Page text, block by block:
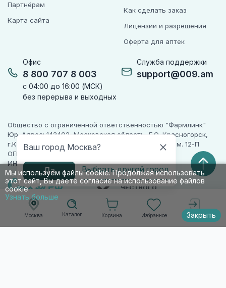
Москва
Ваш город Москва?
Да Выбрать другой город
Каталог Корзина Избранное Войти
Мы используем файлы cookie. Продолжая использовать
этот сайт, Вы даете согласие на использование файлов
cookie.
Узнать больше
Закрыть
Офис
8 800 707 8 003
с 04:00 до 16:00 (МСК)
без перерыва и выходных
Служба поддержки
support@009.am
Партнёрам
Карта сайта
Как сделать заказ
Лицензии и разрешения
Оферта для аптек
Общество с ограниченной ответственностью "Фармлинк"
Юр. Адрес: 143402, Московская область, Г.О. Красногорск,
г.Красногорск, ул. Жуковского, д. 17, помещ. III, ком. 12-П
ОГРН 1225000071955
ИНН 5024223277
ПАРТНЕР
ЧЕСТНОГО